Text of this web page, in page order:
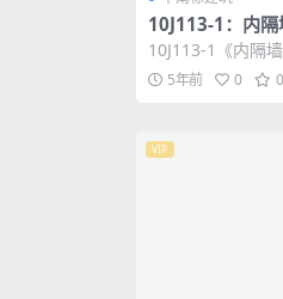
10J113-1：内
（一）
10J113-1《内隔
国家建筑标准图
扩建...
5年前 0 0
VIP